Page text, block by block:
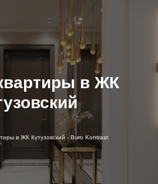
в ЖК
в ЖК Кутузовский - Buro Kontrast